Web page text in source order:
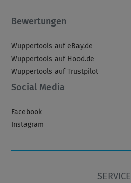
Bewertungen
Wuppertools auf eBay.de
Wuppertools auf Hood.de
Wuppertools auf Trustpilot
Social Media
Facebook
Instagram
SERVICE